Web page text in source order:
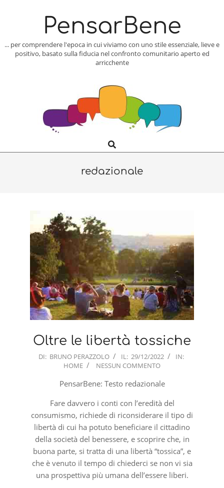
PensarBene
... per comprendere l'epoca in cui viviamo con uno stile essenziale, lieve e
positivo, basato sulla fiducia nel confronto comunitario aperto ed
arricchente
Navigation
Search
redazionale
Oltre le libertà tossiche
2022-
DI: BRUNO PERAZZOLO IL: 29/12/2022
IN:
HOME
NESSUN COMMENTO
PensarBene: Testo redazionale
Fare davvero i conti con l’eredità del
consumismo, richiede di riconsiderare il tipo di
libertà di cui ha potuto beneficiare il cittadino
della società del benessere, e scoprire che, in
buona parte, si tratta di una libertà “tossica”, e
che è venuto il tempo di chiederci se non vi sia
una prospettiva più umana dell’essere liberi.